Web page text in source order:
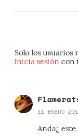
Solo los
Inicia sesión con
11 ENERO
Anda¿